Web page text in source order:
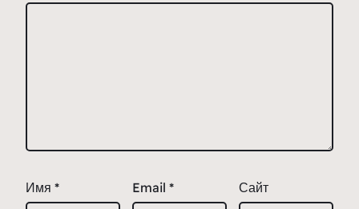
Имя * Email * Сайт